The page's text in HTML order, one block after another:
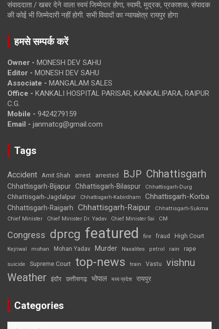
संवाददाता / खबर देने वाला स्वयं जिम्मेदार होगा, स्वामी, मुद्रक, प्रकाशक, संपादक
की कोई भी जिम्मेदारी नहीं होगी. सभी विवादों का न्यायक्षेत्र रायपुर होगा
हमसे सम्पर्क करें
Owner - MONESH DEV SAHU
Editor - MONESH DEV SAHU
Associate - MANGALAM SALES
Office - KANKALI HOSPITAL PARISAR, KANKALIPARA, RAIPUR
C.G.
Mobile - 9424279159
Email - janmatcg@gmail.com
Tags
Accident Amit Shah arrest arrested BJP Chhattisgarh
Chhattisgarh-Bijapur Chhattisgarh-Bilaspur Chhattisgarh-Durg
Chhattisgarh-Jagdalpur Chhattisgarh-Kabirdham Chhattisgarh-Korba
Chhattisgarh-Raigarh Chhattisgarh-Raipur
Chhattisgarh-Sukma
Chief Minister
Chief Minister Dr. Yadav Chief Minister Sai CM
Congress dprcg featured fire fraud High Court
Kejriwal mohan Mohan Yadav Murder Naxalites petrol rain rape
suicide Supreme Court top-news train Vastu vishnu
Weather इंदौर छत्तीसगढ़ भोपाल मध्य प्रदेश रायपुर
Categories